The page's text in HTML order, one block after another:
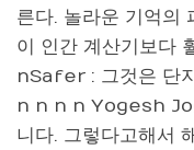
른다. 놀라운 기억의
이 인간 계산기보다
nSafer : 그것은 단
n n n n Yogesh
니다. 그렇다고해서